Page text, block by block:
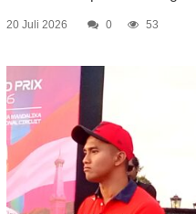
20 Juli 2026 0 53